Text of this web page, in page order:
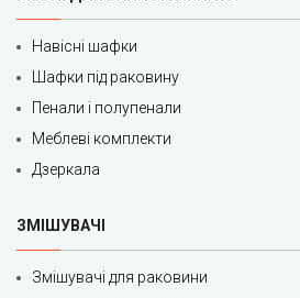
Навісні шафки
Шафки під раковину
Пенали і полупенали
Меблеві комплекти
Дзеркала
ЗМІШУВАЧІ
Змішувачі для раковини